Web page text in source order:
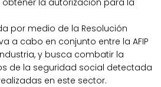
por medio de la Resolución
a cabo en conjunto entre la AFIP
y busca combatir la
de la seguridad social detectada
en este sector.